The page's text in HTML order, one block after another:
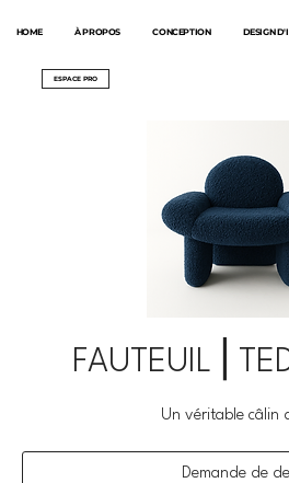
HOME À PROPOS CONCEPTION DESIGN
ESPACE PRO
FAUTEUIL
Un véritable câlin
Demande de